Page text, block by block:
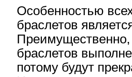
Особенностью
браслетов
браслетов
потому будут